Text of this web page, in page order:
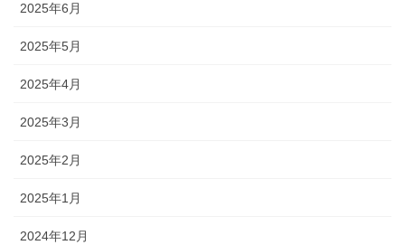
2025年6月
2025年5月
2025年4月
2025年3月
2025年2月
2025年1月
2024年12月